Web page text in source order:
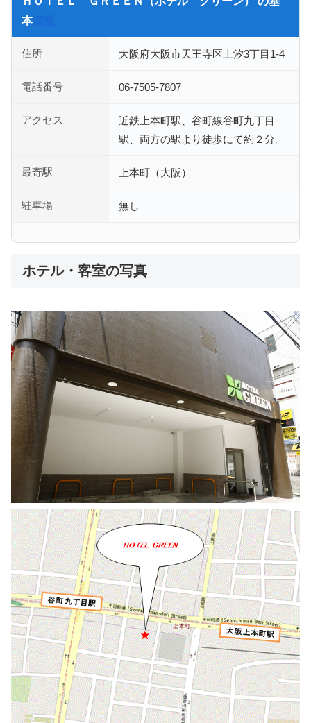
本情報
住所 大阪府大阪市天王寺区上汐3丁目1-4
電話番号 06-7505-7807
アクセス
近鉄上本町駅、谷町線谷町九丁目
駅、両方の駅より徒歩にて約２分。
最寄駅 上本町（大阪）
駐車場 無し
ホテル・客室の写真